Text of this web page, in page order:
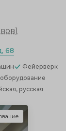
)
68
Фейерверк
русская